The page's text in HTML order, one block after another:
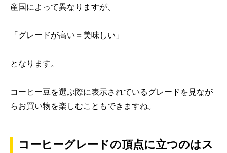
産国によって異なりますが、
「グレードが高い＝美味しい」
となります。
コーヒー豆を選ぶ際に表示されているグレードを見なが
らお買い物を楽しむこともできますね。
コーヒーグレードの頂点に立つのはス